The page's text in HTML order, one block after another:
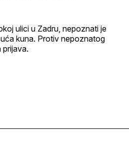
ulici u Zadru, nepoznati je
kuna. Protiv nepoznatog